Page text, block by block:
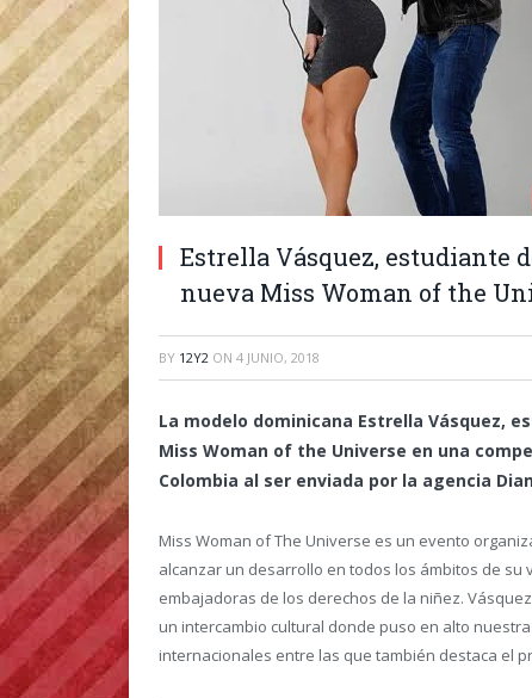
Estrella Vásquez, estudiante
nueva Miss Woman of the
BY 12Y2 ON 4 JUNIO, 2018
La modelo dominicana Estrella Vásquez,
Miss Woman of the Universe en una
Colombia al ser enviada por la agencia
Miss Woman of The Universe es un evento
alcanzar un desarrollo en todos los ámbitos de
embajadoras de los derechos de la niñez.
un intercambio cultural donde puso en alto
internacionales entre las que también destaca el